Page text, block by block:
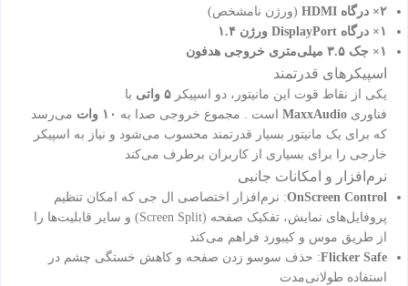
۲× درگاه HDMI
(ورژن نامشخص)
۱× درگاه DisplayPort ورژن ۱.۴
۱× جک ۳.۵ میلی‌متری خروجی هدفون
اسپیکرهای قدرتمند
یکی از نقاط قوت این مانیتور، دو اسپیکر ۵ واتی
با
فناوری MaxxAudio است . مجموع خروجی صدا به ۱۰ وات
می‌رسد
که برای یک مانیتور بسیار قدرتمند محسوب می‌شود و نیاز به اسپیکر
خارجی را برای بسیاری از کاربران برطرف می‌کند
نرم‌افزار و امکانات جانبی
OnScreen Control: نرم‌افزار اختصاصی ال جی که امکان تنظیم
پروفایل‌های نمایش، تفکیک صفحه (Screen Split) و سایر قابلیت‌ها را
از طریق موس و کیبورد فراهم می‌کند
Flicker Safe: حذف سوسو زدن صفحه و کاهش خستگی چشم در
استفاده طولانی‌مدت